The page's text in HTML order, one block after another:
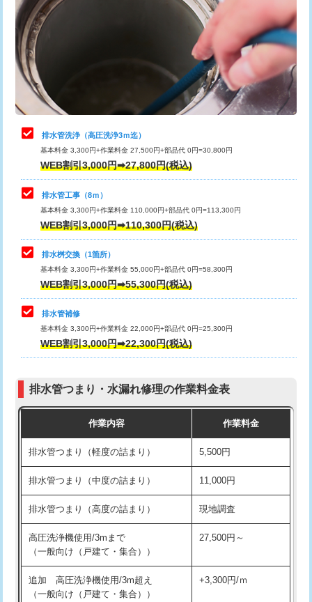
給水管工事※（ライニング鋼管・銅
管・ポリ管・HT管使用/3ｍ超え)
+8,800円
排水管工事（土の掘削・埋め戻し作
業）
11,000円~
排水管工事（排水管工事/3ｍまで） 55,000円
排水管工事（追加 排水管工事/3ｍ超
え）
マス交換（土の掘削・埋め戻し作業）
マス交換（深さ50㎝未満）
マス交換（深さ50㎝以上）
コンクリート斫り（厚さ10㎝まで）
コンクリート斫り（厚さ10㎝超え）
モルタル補修（厚さ10㎝まで）
モルタル補修（厚さ10㎝超え）
追加人工 16,500円
現場見積
※給水管工事は20mmまでの価格です。
カメラ調査 33,000円
桝清掃 8,800円
止水・漏水調査・防水処理・清掃・修
理・調整・分解・加工など（軽作業）
11,000円
止水・漏水調査・防水処理・清掃・修
理・調整・分解・加工など（中作業）
22,000円
止水・漏水調査・防水処理・清掃・修
理・調整・分解・加工など（重作業）
33,000円
その他部品の脱着
交換・取付（タンク）
交換・取付(単水栓（壁付・デッキ
式）)
交換・取付(混合水栓（壁付・デッキ
式・ワンホール）)
16,500円+材料費
交換・取付(排水栓・排水トラップ
交換・取付（その他部品） 11,000円+材料費
持込商品取付（単水栓） 13,200円
持込商品取付（混合水栓） 16,500円
持込商品取付（浄水器・分岐水栓） 16,500円
給水管工事※（ホール加工) 16,500円
給水管工事※（バンド止め) 3,300円
給水管工事※（支持金具設置)
給水管工事※（保温材使用（バンド止
め込み）)
5,500円
排水管洗浄（高圧洗浄3ｍ迄）
基本料金 3,300円+作業料金 27,500円+部品代 0円=30,800円
WEB割引3,000円➡27,800円(税込)
排水管工事（8ｍ）
基本料金 3,300円+作業料金 110,000円+部品代 0円=113,300円
WEB割引3,000円➡110,300円(税込)
排水桝交換（1箇所）
基本料金 3,300円+作業料金 55,000円+部品代 0円=58,300円
WEB割引3,000円➡55,300円(税込)
排水管補修
基本料金 3,300円+作業料金 22,000円+部品代 0円=25,300円
WEB割引3,000円➡22,300円(税込)
排水管つまり・水漏れ修理の作業料金表
作業内容 作業料金
排水管つまり（軽度の詰まり） 5,500円
排水管つまり（中度の詰まり） 11,000円
排水管つまり（高度の詰まり） 現地調査
高圧洗浄機使用/3mまで
（一般向け（戸建て・集合））
27,500円～
追加 高圧洗浄機使用/3m超え
（一般向け（戸建て・集合））
+3,300円/ｍ